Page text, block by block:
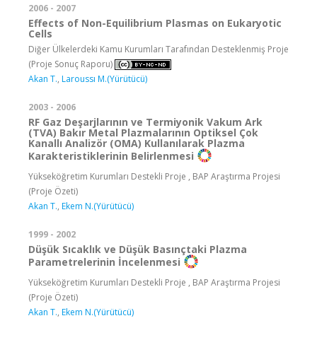
2006 - 2007
Effects of Non-Equilibrium Plasmas on Eukaryotic
Cells
Diğer Ülkelerdeki Kamu Kurumları Tarafından Desteklenmiş Proje
(Proje Sonuç Raporu)
Akan T., Laroussı M.(Yürütücü)
2003 - 2006
RF Gaz Deşarjlarının ve Termiyonik Vakum Ark
(TVA) Bakır Metal Plazmalarının Optiksel Çok
Kanallı Analizör (OMA) Kullanılarak Plazma
Karakteristiklerinin Belirlenmesi
Yükseköğretim Kurumları Destekli Proje , BAP Araştırma Projesi
(Proje Özeti)
Akan T., Ekem N.(Yürütücü)
1999 - 2002
Düşük Sıcaklık ve Düşük Basınçtaki Plazma
Parametrelerinin İncelenmesi
Yükseköğretim Kurumları Destekli Proje , BAP Araştırma Projesi
(Proje Özeti)
Akan T., Ekem N.(Yürütücü)